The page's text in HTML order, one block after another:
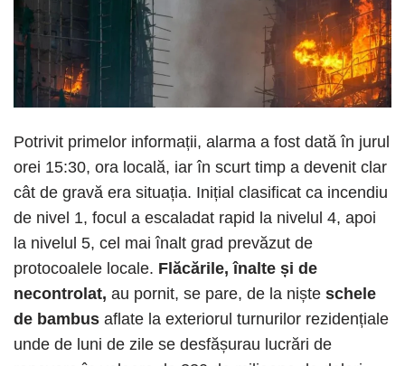
Potrivit primelor informații, alarma a fost dată în jurul
orei 15:30, ora locală, iar în scurt timp a devenit clar
cât de gravă era situația. Inițial clasificat ca incendiu
de nivel 1, focul a escaladat rapid la nivelul 4, apoi
la nivelul 5, cel mai înalt grad prevăzut de
protocoalele locale. Flăcările, înalte și de
necontrolat, au pornit, se pare, de la niște schele
de bambus aflate la exteriorul turnurilor rezidențiale
unde de luni de zile se desfășurau lucrări de